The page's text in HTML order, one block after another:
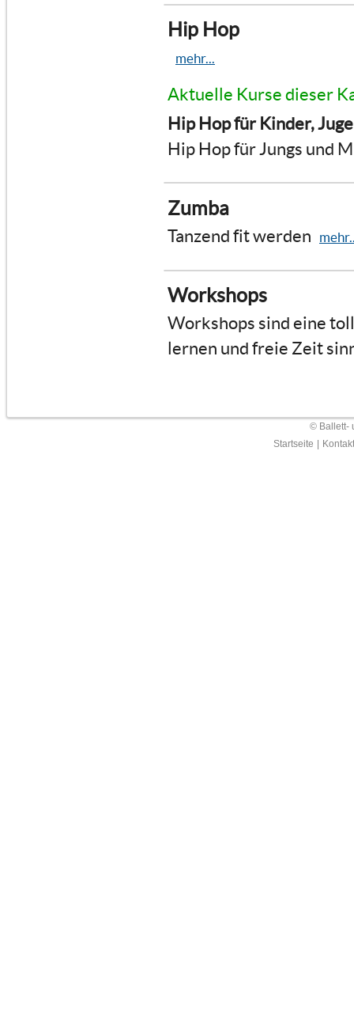
Hip Hop
mehr...
Aktuelle Kurse dieser
Hip Hop für Kinder,
Hip Hop für Jungs und
Zumba
Tanzend fit werden
Workshops
Workshops sind eine
lernen und freie Zeit
© Ballett-
Startseite
Kontakt